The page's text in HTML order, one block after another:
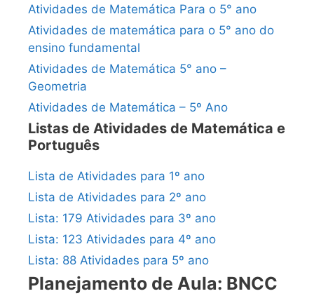
Atividades de Matemática Para o 5° ano
Atividades de matemática para o 5° ano do
ensino fundamental
Atividades de Matemática 5° ano –
Geometria
Atividades de Matemática – 5º Ano
Listas de Atividades de Matemática e
Português
Lista de Atividades para 1º ano
Lista de Atividades para 2º ano
Lista: 179 Atividades para 3º ano
Lista: 123 Atividades para 4º ano
Lista: 88 Atividades para 5º ano
Planejamento de Aula: BNCC